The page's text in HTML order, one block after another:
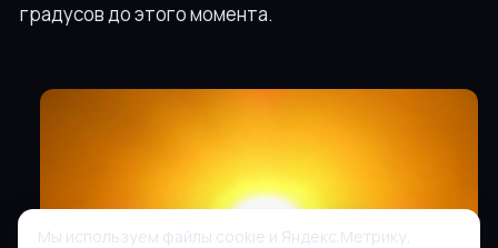
градусов до этого момента.
Мы используем файлы cookie и Яндекс.Метрику,